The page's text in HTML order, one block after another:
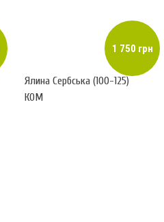
1 750 грн
Ялина Сербська (100-125)
КОМ